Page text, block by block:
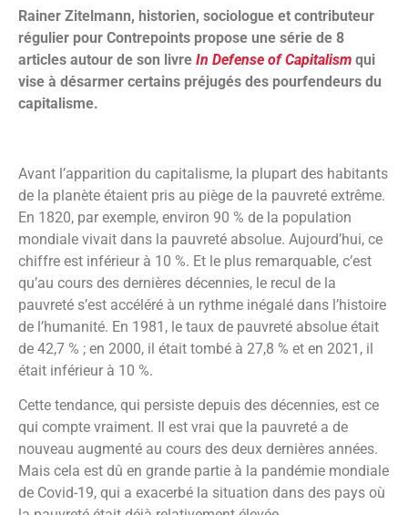
Rainer Zitelmann, historien, sociologue et contributeur
régulier pour Contrepoints propose une série de 8
articles autour de son livre In Defense of Capitalism qui
vise à désarmer certains préjugés des pourfendeurs du
capitalisme.
Avant l’apparition du capitalisme, la plupart des habitants
de la planète étaient pris au piège de la pauvreté extrême.
En 1820, par exemple, environ 90 % de la population
mondiale vivait dans la pauvreté absolue. Aujourd’hui, ce
chiffre est inférieur à 10 %. Et le plus remarquable, c’est
qu’au cours des dernières décennies, le recul de la
pauvreté s’est accéléré à un rythme inégalé dans l’histoire
de l’humanité. En 1981, le taux de pauvreté absolue était
de 42,7 % ; en 2000, il était tombé à 27,8 % et en 2021, il
était inférieur à 10 %.
Cette tendance, qui persiste depuis des décennies, est ce
qui compte vraiment. Il est vrai que la pauvreté a de
nouveau augmenté au cours des deux dernières années.
Mais cela est dû en grande partie à la pandémie mondiale
de Covid-19, qui a exacerbé la situation dans des pays où